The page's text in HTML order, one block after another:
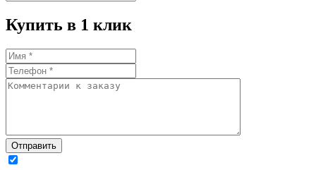
Купить в 1 клик
Отправить